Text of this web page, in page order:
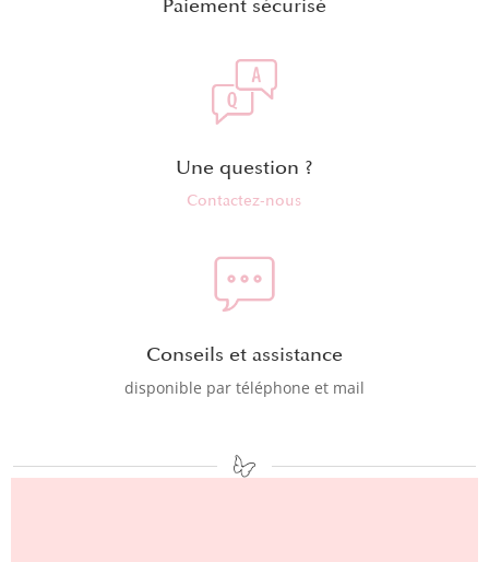
Paiement sécurisé
Une question ?
Contactez-nous
Conseils et assistance
disponible par téléphone et mail